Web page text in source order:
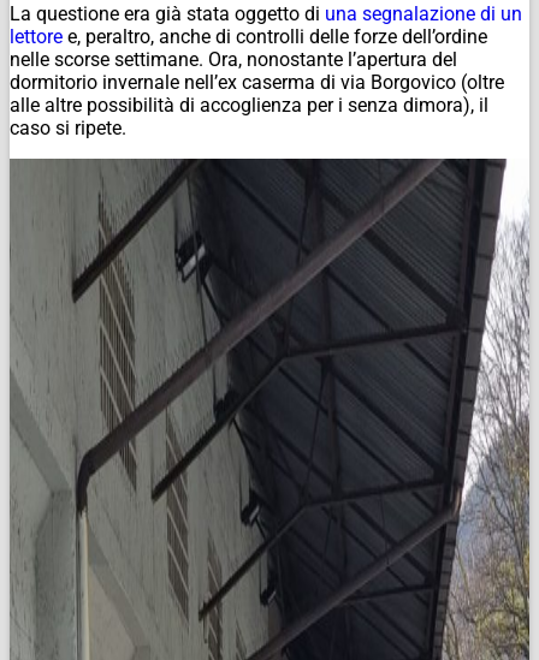
La questione era già stata oggetto di una segnalazione di un
lettore e, peraltro, anche di controlli delle forze dell’ordine
nelle scorse settimane. Ora, nonostante l’apertura del
dormitorio invernale nell’ex caserma di via Borgovico (oltre
alle altre possibilità di accoglienza per i senza dimora), il
caso si ripete.